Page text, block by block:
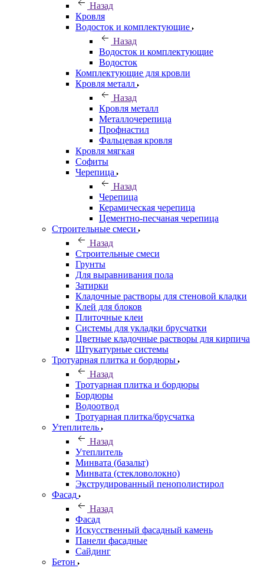
Назад
Кровля
Водосток и комплектующие
Назад
Водосток и комплектующие
Водосток
Комплектующие для кровли
Кровля металл
Назад
Кровля металл
Металлочерепица
Профнастил
Фальцевая кровля
Кровля мягкая
Софиты
Черепица
Назад
Черепица
Керамическая черепица
Цементно-песчаная черепица
Строительные смеси
Назад
Строительные смеси
Грунты
Для выравнивания пола
Затирки
Кладочные растворы для стеновой кладки
Клей для блоков
Плиточные клеи
Системы для укладки брусчатки
Цветные кладочные растворы для кирпича
Штукатурные системы
Тротуарная плитка и бордюры
Назад
Тротуарная плитка и бордюры
Бордюры
Водоотвод
Тротуарная плитка/брусчатка
Утеплитель
Назад
Утеплитель
Минвата (базальт)
Минвата (стекловолокно)
Экструдированный пенополистирол
Фасад
Назад
Фасад
Искусственный фасадный камень
Панели фасадные
Сайдинг
Бетон